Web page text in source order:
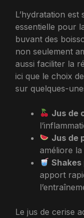
L’hydratation est
essentielle pour
buvant des
non seulement
aussi faciliter la
ici que le choix
sur quelques-
Jus de
Jus de
améliore
apport
Le jus de cerise